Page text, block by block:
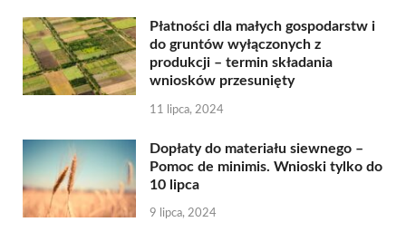
Płatności dla małych gospodarstw i
do gruntów wyłączonych z
produkcji – termin składania
wniosków przesunięty
11 lipca, 2024
Dopłaty do materiału siewnego –
Pomoc de minimis. Wnioski tylko do
10 lipca
9 lipca, 2024